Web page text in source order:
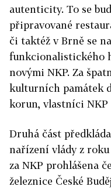
autenticity. To se
připravované
či taktéž v Brně se
funkcionalistického
novými NKP. Za
kulturních památek
korun, vlastníci
Druhá část
nařízení vlády z roku
za NKP prohlášena
železnice České